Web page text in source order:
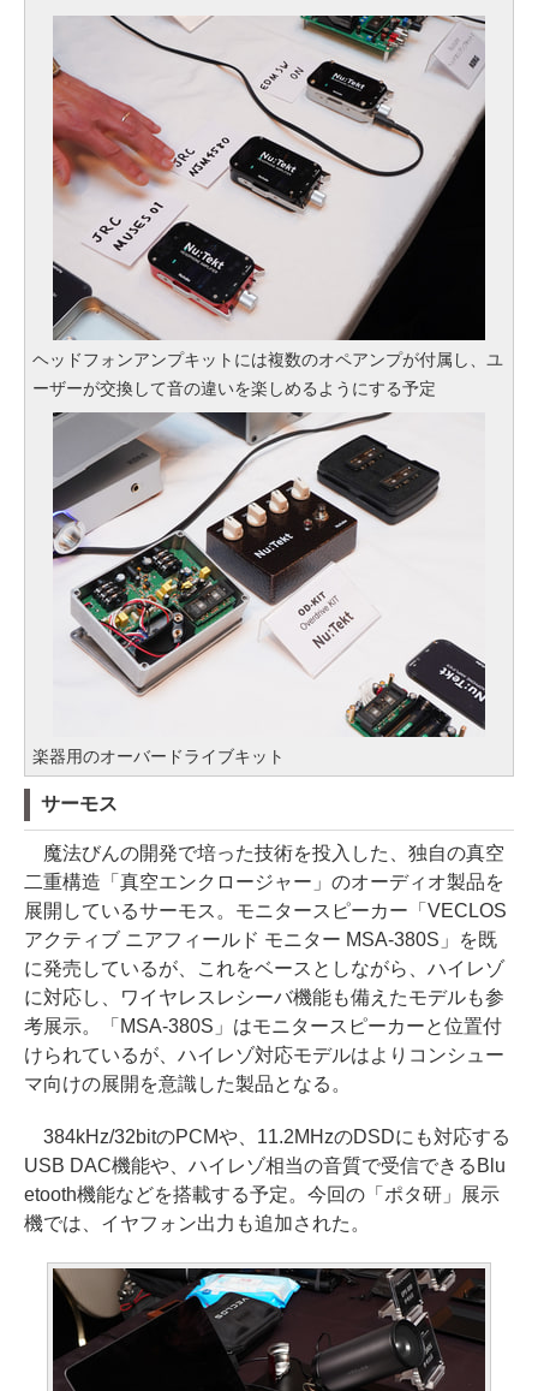
ヘッドフォンアンプキットには複数のオペアンプが付属し、ユ
ーザーが交換して音の違いを楽しめるようにする予定
楽器用のオーバードライブキット
サーモス
魔法びんの開発で培った技術を投入した、独自の真空
二重構造「真空エンクロージャー」のオーディオ製品を
展開しているサーモス。モニタースピーカー「VECLOS
アクティブ ニアフィールド モニター MSA-380S」を既
に発売しているが、これをベースとしながら、ハイレゾ
に対応し、ワイヤレスレシーバ機能も備えたモデルも参
考展示。「MSA-380S」はモニタースピーカーと位置付
けられているが、ハイレゾ対応モデルはよりコンシュー
マ向けの展開を意識した製品となる。
384kHz/32bitのPCMや、11.2MHzのDSDにも対応する
USB DAC機能や、ハイレゾ相当の音質で受信できるBlu
etooth機能などを搭載する予定。今回の「ポタ研」展示
機では、イヤフォン出力も追加された。